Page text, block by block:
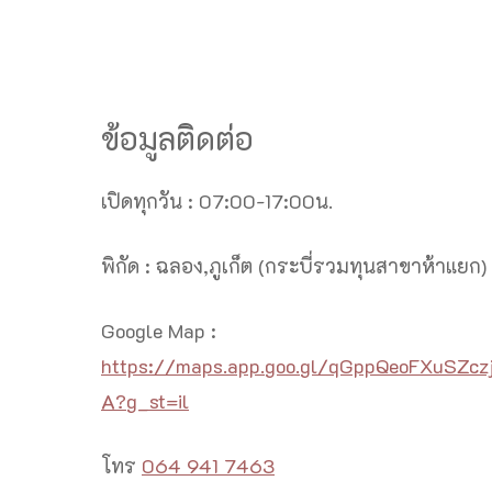
ข้อมูลติดต่อ
เปิดทุกวัน : 07:00-17:00น.
พิกัด : ฉลอง,ภูเก็ต (กระบี่รวมทุนสาขาห้าแยก)
Google Map :
https://maps.app.goo.gl/
A?g_st=il
โทร 064 941 7463